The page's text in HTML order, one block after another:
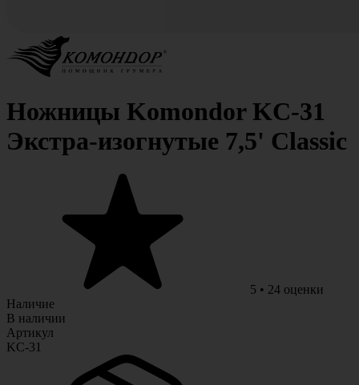
Ножницы Komondor KC-31
Экстра-изогнутые 7,5' Classic
5 • 24 оценки
Наличие
В наличии
Артикул
KC-31